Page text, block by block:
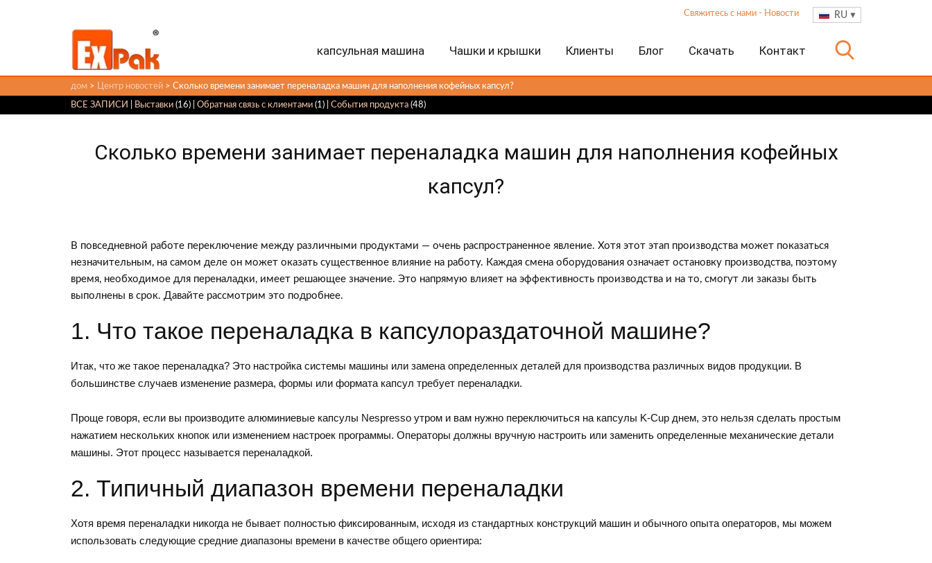
RU
Свяжитесь с нами - Новости
капсульная машина Чашки и крышки Клиенты Блог Скачать Контакт
дом > Центр новостей > Сколько времени занимает переналадка машин для наполнения кофейных капсул?
ВСЕ ЗАПИСИ
Выставки (16) | Обратная связь с клиентами (1) | События продукта (48)
Сколько времени занимает переналадка машин для наполнения кофейных
капсул?
В повседневной работе переключение между различными продуктами — очень распространенное явление. Хотя этот этап производства может показаться
незначительным, на самом деле он может оказать существенное влияние на работу. Каждая смена оборудования означает остановку производства, поэтому
время, необходимое для переналадки, имеет решающее значение. Это напрямую влияет на эффективность производства и на то, смогут ли заказы быть
выполнены в срок. Давайте рассмотрим это подробнее.
1. Что такое переналадка в капсулораздаточной машине?
Итак, что же такое переналадка? Это настройка системы машины или замена определенных деталей для производства различных видов продукции. В
большинстве случаев изменение размера, формы или формата капсул требует переналадки.
Проще говоря, если вы производите алюминиевые капсулы Nespresso утром и вам нужно переключиться на капсулы K-Cup днем, это нельзя сделать простым
нажатием нескольких кнопок или изменением настроек программы. Операторы должны вручную настроить или заменить определенные механические детали
машины. Этот процесс называется переналадкой.
2. Типичный диапазон времени переналадки
Хотя время переналадки никогда не бывает полностью фиксированным, исходя из стандартных конструкций машин и обычного опыта операторов, мы можем
использовать следующие средние диапазоны времени в качестве общего ориентира: